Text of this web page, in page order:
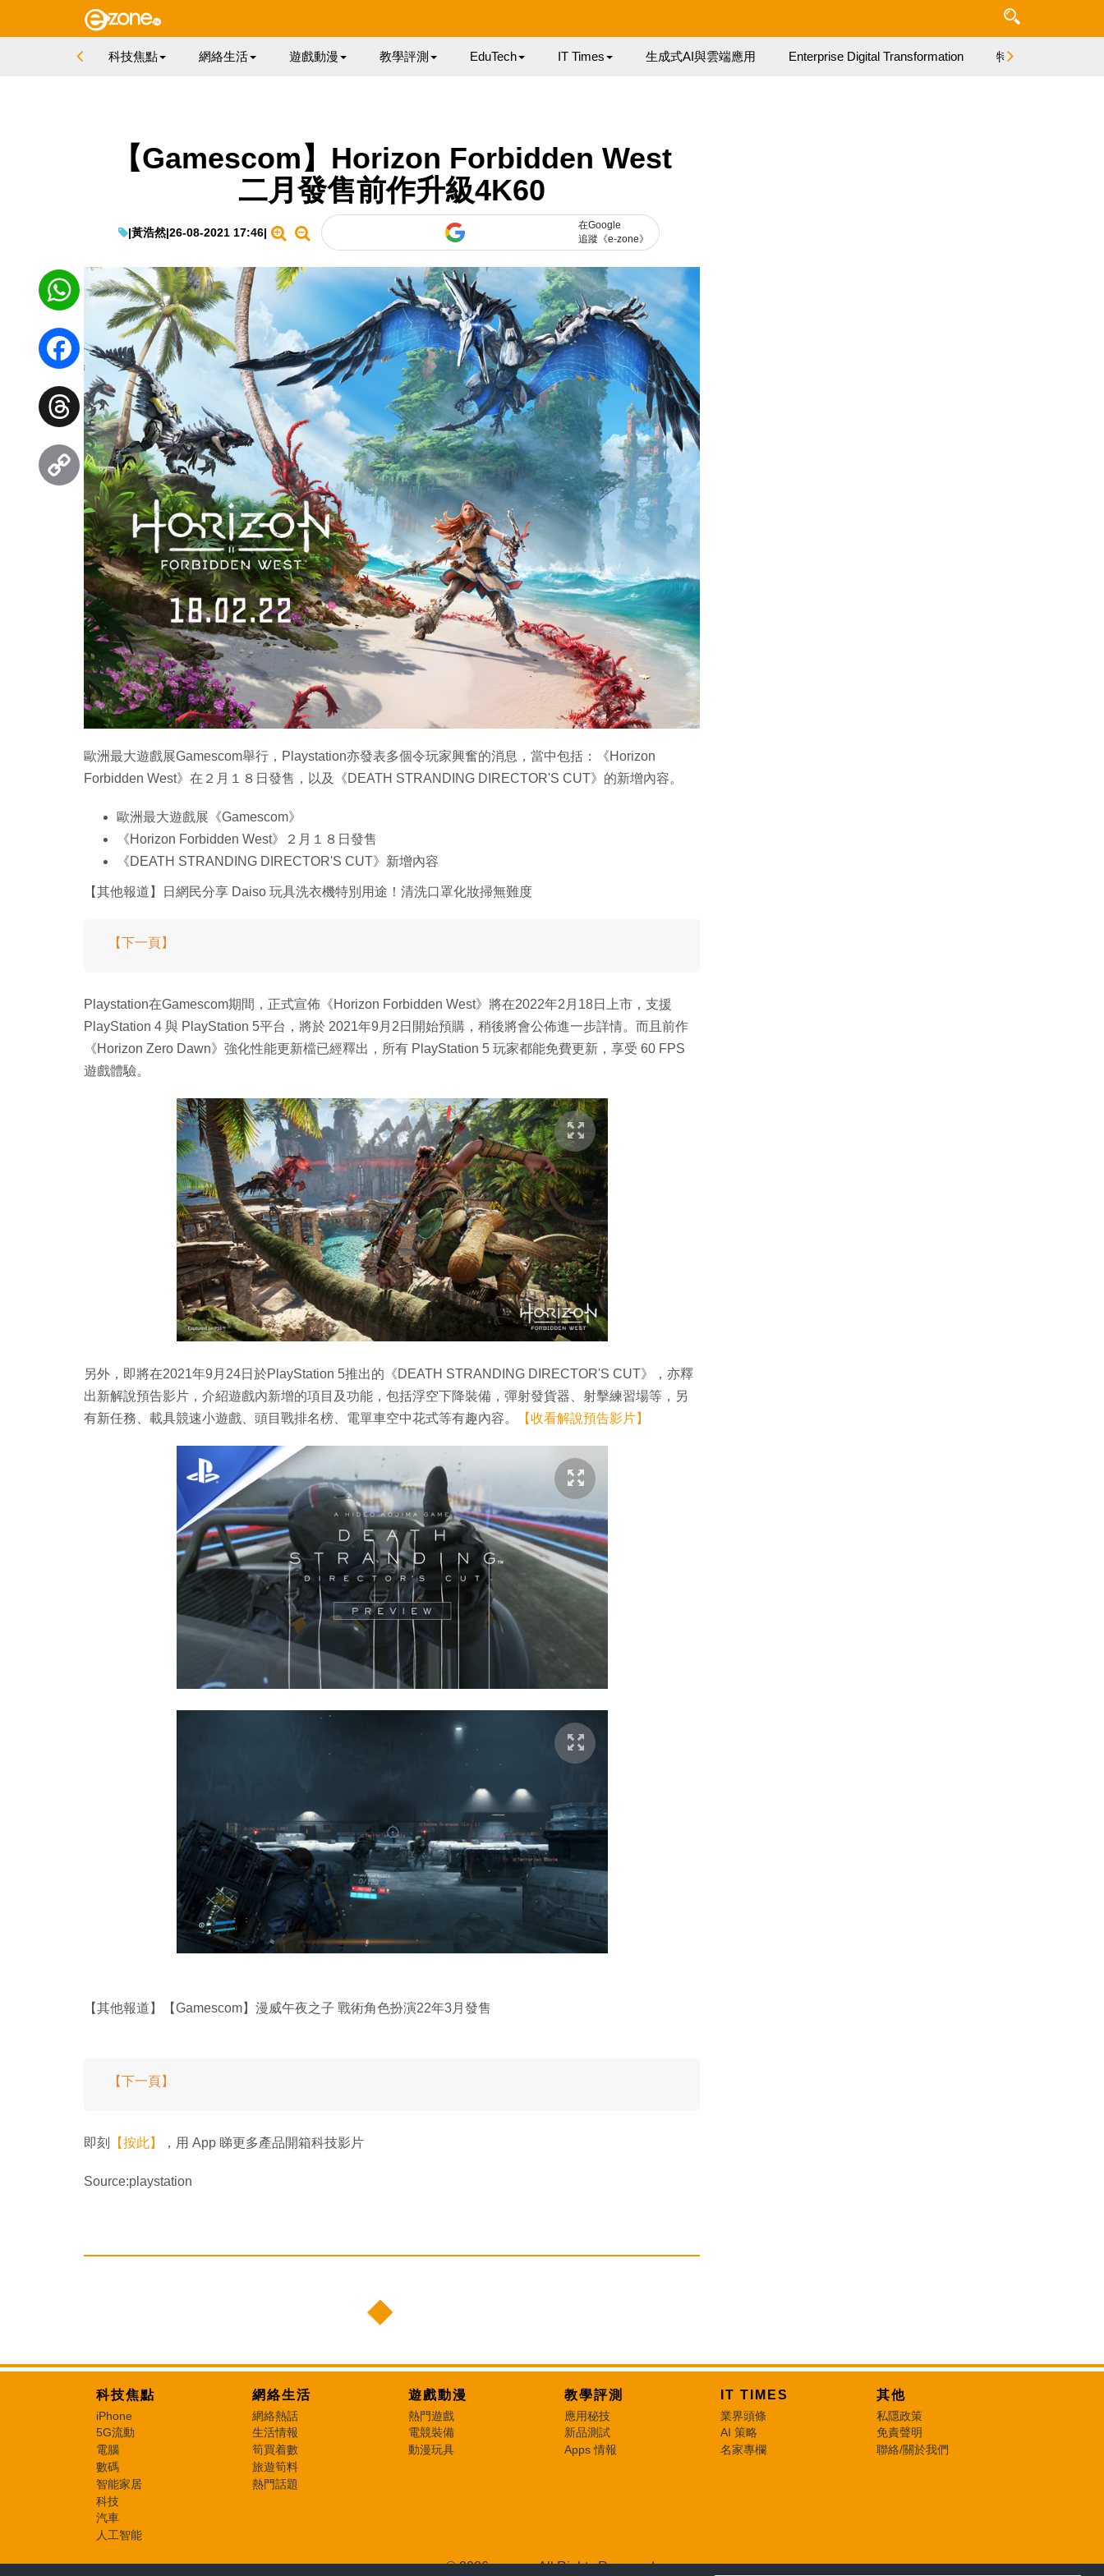
科技焦點 網絡生活 遊戲動漫 教學評測 EduTech IT Times 生成式AI與雲端應用 Enterprise Digital Transformation 特集
【Gamescom】Horizon Forbidden West
二月發售前作升級4K60
|黃浩然|26-08-2021 17:46|
在Google
追蹤《e-zone》
歐洲最大遊戲展Gamescom舉行，Playstation亦發表多個令玩家興奮的消息，當中包括：《Horizon
Forbidden West》在２月１８日發售，以及《DEATH STRANDING DIRECTOR'S CUT》的新增內容。
歐洲最大遊戲展《Gamescom》
《Horizon Forbidden West》２月１８日發售
《DEATH STRANDING DIRECTOR'S CUT》新增內容
【其他報道】日網民分享 Daiso 玩具洗衣機特別用途！清洗口罩化妝掃無難度
【下一頁】
Playstation在Gamescom期間，正式宣佈《Horizon Forbidden West》將在2022年2月18日上市，支援
PlayStation 4 與 PlayStation 5平台，將於 2021年9月2日開始預購，稍後將會公佈進一步詳情。而且前作
《Horizon Zero Dawn》強化性能更新檔已經釋出，所有 PlayStation 5 玩家都能免費更新，享受 60 FPS
遊戲體驗。
另外，即將在2021年9月24日於PlayStation 5推出的《DEATH STRANDING DIRECTOR'S CUT》，亦釋
出新解說預告影片，介紹遊戲內新增的項目及功能，包括浮空下降裝備，彈射發貨器、射擊練習場等，另
有新任務、載具競速小遊戲、頭目戰排名榜、電單車空中花式等有趣內容。
【收看解說預告影片】
【其他報道】【Gamescom】漫威午夜之子 戰術角色扮演22年3月發售
【下一頁】
即刻 【按此】 ，用 App 睇更多產品開箱科技影片
Source:playstation
WhatsApp
Facebook
Threads
Copy
Link
科技焦點
iPhone
5G流動
電腦
數碼
智能家居
科技
汽車
人工智能
網絡生活
網絡熱話
生活情報
筍買着數
旅遊筍料
熱門話題
遊戲動漫
熱門遊戲
電競裝備
動漫玩具
教學評測
應用秘技
新品測試
Apps 情報
IT TIMES
業界頭條
AI 策略
名家專欄
其他
私隱政策
免責聲明
聯絡/關於我們
© 2026 e-zone. All Rights Reserved.